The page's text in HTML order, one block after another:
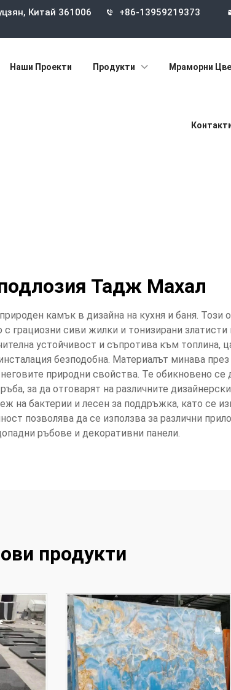
Китай 361006
+86-13959219373
Наши Проекти Продукти Мраморни
Тадж Махал
камък в дизайна на кухня и баня. Този
грациозни сиви жилки и тонизирани
устойчивост и съпротива към топлина,
безподобна. Материалът минава
природни свойства. Те обикновено
за да отговарят на различните
на бактерии и лесен за поддръжка, като се
позволява да се използва за различни
ръбове и декоративни панели.
продукти